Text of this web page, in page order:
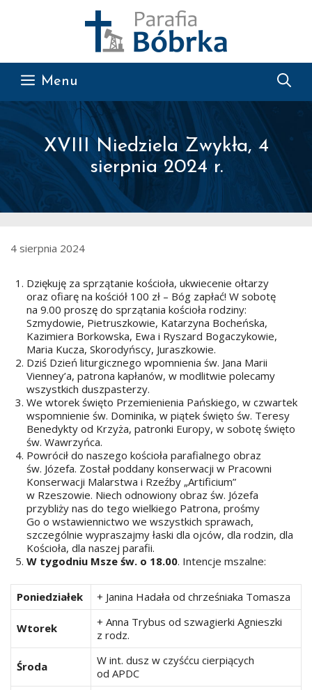
Menu
XVIII Niedziela Zwykła, 4
sierpnia 2024 r.
4 sierpnia 2024
Dziękuję za sprzątanie kościoła, ukwiecenie ołtarzy
oraz ofiarę na kościół 100 zł – Bóg zapłać! W sobotę
na 9.00 proszę do sprzątania kościoła rodziny:
Szmydowie, Pietruszkowie, Katarzyna Bocheńska,
Kazimiera Borkowska, Ewa i Ryszard Bogaczykowie,
Maria Kucza, Skorodyńscy, Juraszkowie.
Dziś Dzień liturgicznego wpomnienia św. Jana Marii
Vienney’a, patrona kapłanów, w modlitwie polecamy
wszystkich duszpasterzy.
We wtorek święto Przemienienia Pańskiego, w czwartek
wspomnienie św. Dominika, w piątek święto św. Teresy
Benedykty od Krzyża, patronki Europy, w sobotę święto
św. Wawrzyńca.
Powrócił do naszego kościoła parafialnego obraz
św. Józefa. Został poddany konserwacji w Pracowni
Konserwacji Malarstwa i Rzeźby „Artificium”
w Rzeszowie. Niech odnowiony obraz św. Józefa
przybliży nas do tego wielkiego Patrona, prośmy
Go o wstawiennictwo we wszystkich sprawach,
szczególnie wypraszajmy łaski dla ojców, dla rodzin, dla
Kościoła, dla naszej parafii.
W tygodniu Msze św. o 18.00. Intencje mszalne:
Poniedziałek + Janina Hadała od chrześniaka Tomasza
Wtorek
+ Anna Trybus od szwagierki Agnieszki
z rodz.
Środa
W int. dusz w czyśćcu cierpiących
od APDC